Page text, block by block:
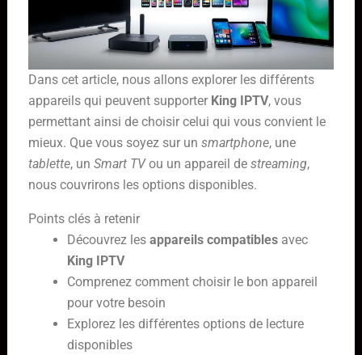
Dans cet article, nous allons explorer les différents
appareils qui peuvent supporter King IPTV, vous
permettant ainsi de choisir celui qui vous convient le
mieux. Que vous soyez sur un smartphone, une
tablette, un Smart TVou un appareil de streaming,
nous couvrirons les options disponibles.
Points clés à retenir
Découvrez les appareils compatiblesavec
King IPTV
Comprenez comment choisir le bon appareil
pour votre besoin
Explorez les différentes options de lecture
disponibles